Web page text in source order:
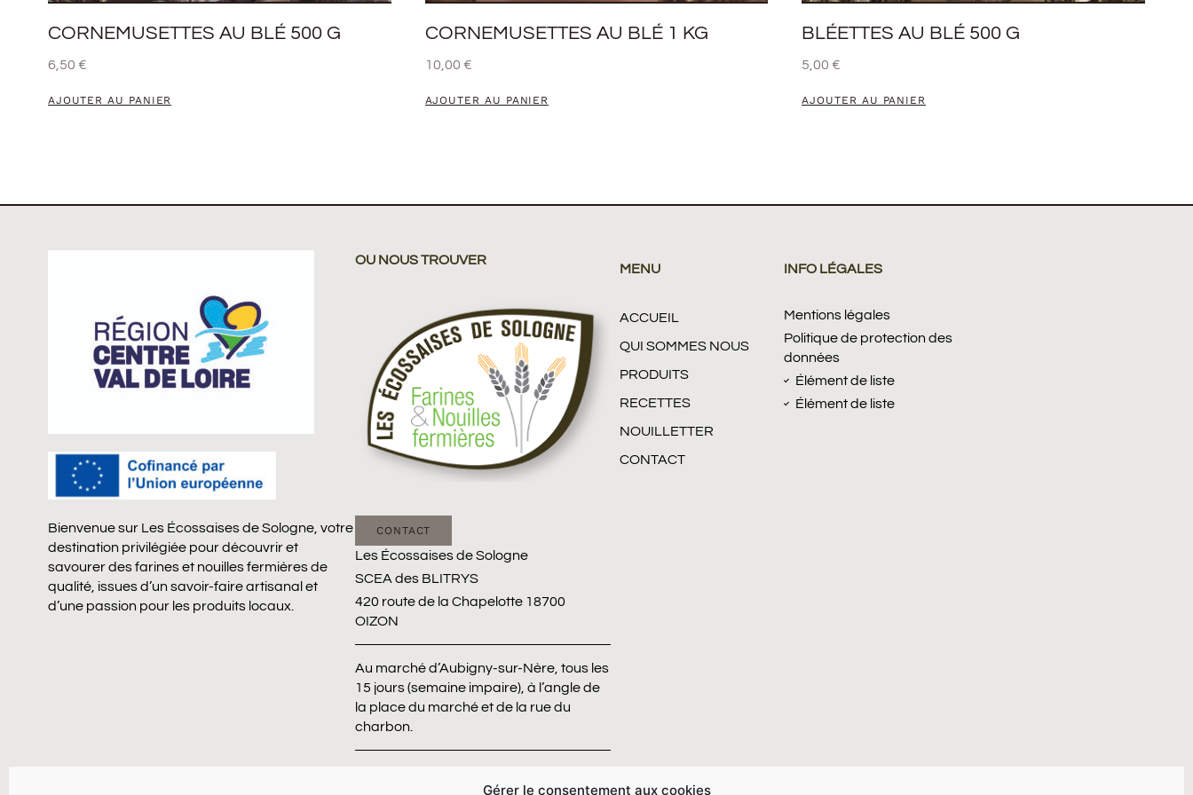
Gérer le consentement aux cookies
CORNEMUSETTES AU BLÉ 500 G
6,50 €
AJOUTER AU PANIER
CORNEMUSETTES AU BLÉ 1 KG
10,00 €
AJOUTER AU PANIER
BLÉETTES AU BLÉ 500 G
5,00 €
AJOUTER AU PANIER
Bienvenue sur Les Écossaises de Sologne, votre
destination privilégiée pour découvrir et
savourer des farines et nouilles fermières de
qualité, issues d’un savoir-faire artisanal et
d’une passion pour les produits locaux.
OU NOUS TROUVER
CONTACT
Les Écossaises de Sologne
SCEA des BLITRYS
420 route de la Chapelotte 18700
OIZON
Au marché d’Aubigny-sur-Nère, tous les
15 jours (semaine impaire), à l’angle de
la place du marché et de la rue du
charbon.
MENU
ACCUEIL
QUI SOMMES NOUS
PRODUITS
RECETTES
NOUILLETTER
CONTACT
INFO LÉGALES
Mentions légales
Politique de protection des
données
Élément de liste
Élément de liste